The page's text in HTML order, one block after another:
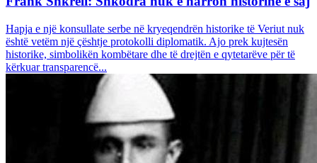
Hapja e një konsullate serbe në kryeqendrën historike të Veriut nuk
është vetëm një çështje protokolli diplomatik. Ajo prek kujtesën
historike, simbolikën kombëtare dhe të drejtën e qytetarëve për të
kërkuar transparencë...